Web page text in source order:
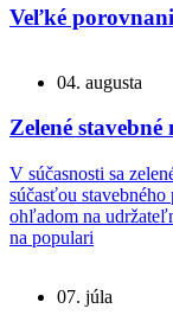
Veľké
04. augusta
Zelené
V súčasnosti sa
súčasťou
ohľadom na
na populari
07. júla